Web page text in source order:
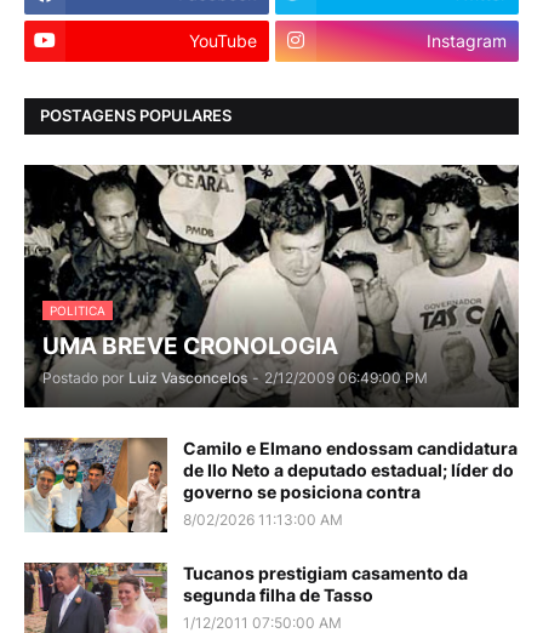
YouTube Instagram
POSTAGENS POPULARES
POLITICA
UMA BREVE CRONOLOGIA
Postado por Luiz Vasconcelos - 2/12/2009 06:49:00 PM
Camilo e Elmano endossam candidatura
de Ilo Neto a deputado estadual; líder do
governo se posiciona contra
8/02/2026 11:13:00 AM
Tucanos prestigiam casamento da
segunda filha de Tasso
1/12/2011 07:50:00 AM